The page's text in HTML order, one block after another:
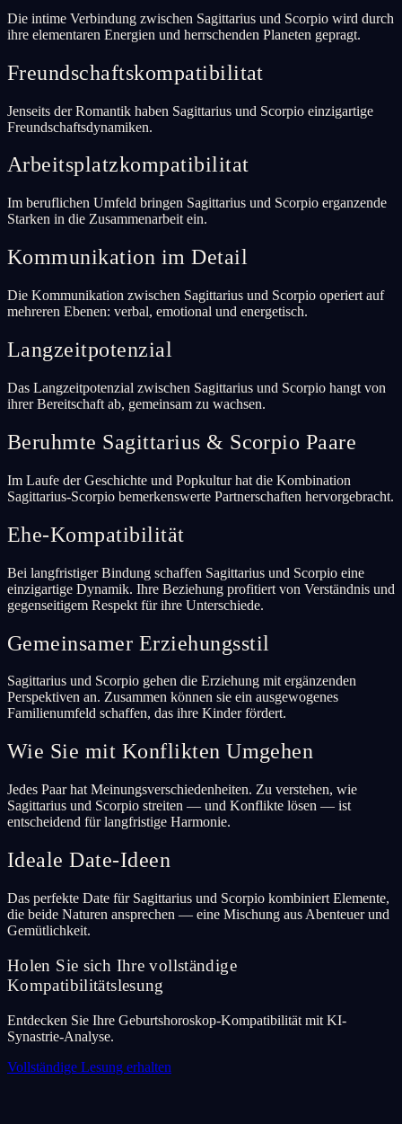
Die intime Verbindung zwischen Sagittarius und Scorpio wird durch
ihre elementaren Energien und herrschenden Planeten gepragt.
Freundschaftskompatibilitat
Jenseits der Romantik haben Sagittarius und Scorpio einzigartige
Freundschaftsdynamiken.
Arbeitsplatzkompatibilitat
Im beruflichen Umfeld bringen Sagittarius und Scorpio erganzende
Starken in die Zusammenarbeit ein.
Kommunikation im Detail
Die Kommunikation zwischen Sagittarius und Scorpio operiert auf
mehreren Ebenen: verbal, emotional und energetisch.
Langzeitpotenzial
Das Langzeitpotenzial zwischen Sagittarius und Scorpio hangt von
ihrer Bereitschaft ab, gemeinsam zu wachsen.
Beruhmte Sagittarius & Scorpio Paare
Im Laufe der Geschichte und Popkultur hat die Kombination
Sagittarius-Scorpio bemerkenswerte Partnerschaften hervorgebracht.
Ehe-Kompatibilität
Bei langfristiger Bindung schaffen Sagittarius und Scorpio eine
einzigartige Dynamik. Ihre Beziehung profitiert von Verständnis und
gegenseitigem Respekt für ihre Unterschiede.
Gemeinsamer Erziehungsstil
Sagittarius und Scorpio gehen die Erziehung mit ergänzenden
Perspektiven an. Zusammen können sie ein ausgewogenes
Familienumfeld schaffen, das ihre Kinder fördert.
Wie Sie mit Konflikten Umgehen
Jedes Paar hat Meinungsverschiedenheiten. Zu verstehen, wie
Sagittarius und Scorpio streiten — und Konflikte lösen — ist
entscheidend für langfristige Harmonie.
Ideale Date-Ideen
Das perfekte Date für Sagittarius und Scorpio kombiniert Elemente,
die beide Naturen ansprechen — eine Mischung aus Abenteuer und
Gemütlichkeit.
Holen Sie sich Ihre vollständige
Kompatibilitätslesung
Entdecken Sie Ihre Geburtshoroskop-Kompatibilität mit KI-
Synastrie-Analyse.
Vollständige Lesung erhalten